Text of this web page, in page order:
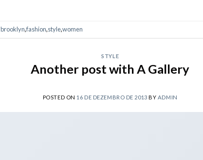
brooklyn,fashion,style,women
STYLE
Another post with A Gallery
POSTED ON 16 DE DEZEMBRO DE 2013 BY ADMIN